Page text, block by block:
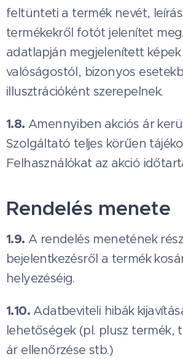
feltünteti a termék nevét,
termékekről fotót jelenítet
adatlapján megjelenített
valóságostól, bizonyos
illusztrációként szerepelnek.
1.8. Amennyiben akciós ár
Szolgáltató teljes körűen
Felhasználókat az akció
Rendelés menete
1.9. A rendelés menetének
bejelentkezésről a termék
helyezéséig.
1.10. Adatbeviteli hibák
lehetőségek (pl. plusz termék,
ár ellenőrzése stb.)